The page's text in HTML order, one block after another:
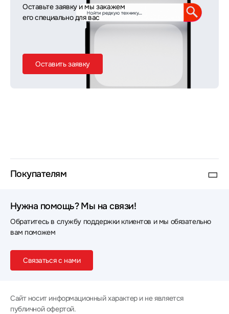
Оставьте заявку и мы закажем
его специально для вас
Оставить заявку
Покупателям
Нужна помощь? Мы на связи!
Обратитесь в службу поддержки клиентов и мы обязательно
вам поможем
Связаться с нами
Сайт носит информационный характер и не является
публичной офертой.